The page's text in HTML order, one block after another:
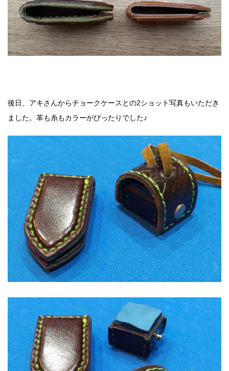
後日、アキさんからチョークケースとの2ショット写真もいただき
ました。革も糸もカラーがぴったりでした♪